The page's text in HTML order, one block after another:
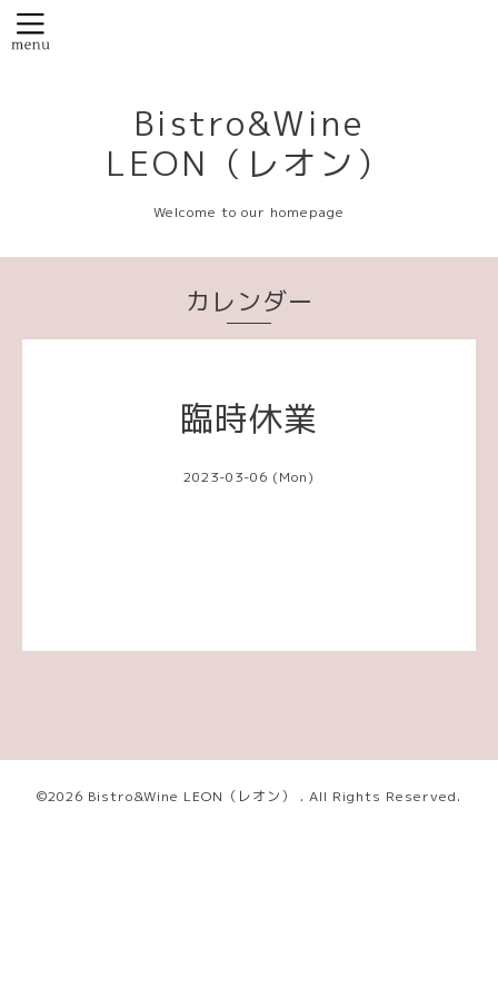
Bistro&Wine
LEON（レオン）
Welcome to our homepage
カレンダー
臨時休業
2023-03-06 (Mon)
©2026 Bistro&Wine LEON（レオン） . All Rights Reserved.